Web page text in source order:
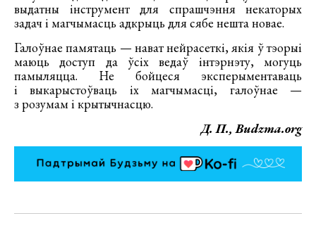
выдатны інструмент для спрашчэння некаторых
задач і магчымасць адкрыць для сябе нешта новае.
Галоўнае памятаць — нават нейрасеткі, якія ў тэорыі
маюць доступ да ўсіх ведаў інтэрнэту, могуць
памыляцца. Не бойцеся эксперыментаваць
і выкарыстоўваць іх магчымасці, галоўнае —
з розумам і крытычнасцю.
Д. П., Budzma.org